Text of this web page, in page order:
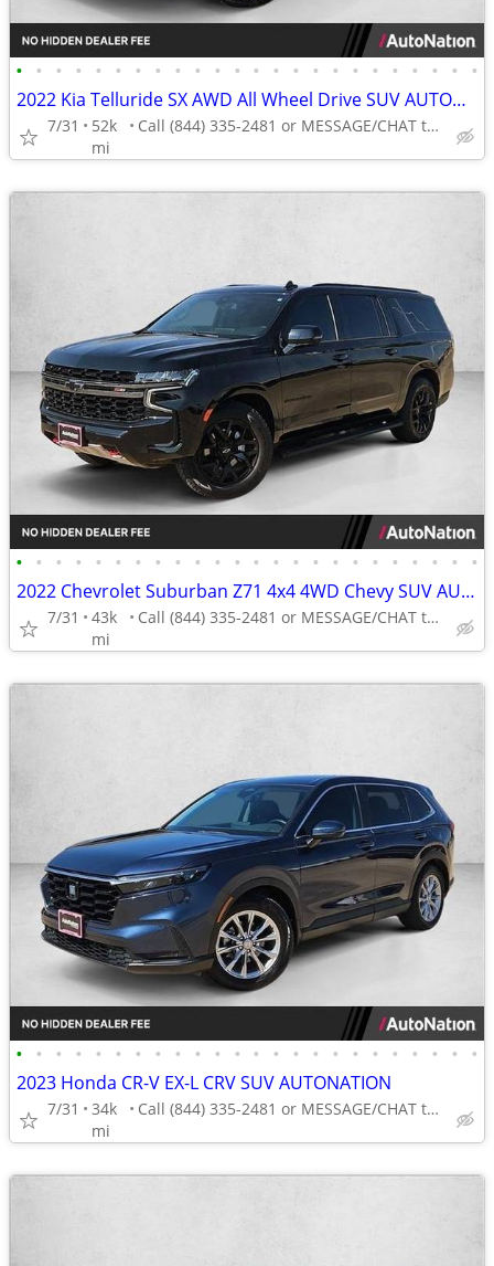
• • • • • • • • • • • • • • • • • • • • • • • •
2022 Kia Telluride SX AWD All Wheel Drive SUV AUTONATION
7/31
52k
mi
Call (844) 335-2481 or MESSAGE/CHAT to confirm availability
• • • • • • • • • • • • • • • • • • • • • • • •
2022 Chevrolet Suburban Z71 4x4 4WD Chevy SUV AUTONATION
7/31
43k
mi
Call (844) 335-2481 or MESSAGE/CHAT to confirm availability
• • • • • • • • • • • • • • • • • • • • • • • •
2023 Honda CR-V EX-L CRV SUV AUTONATION
7/31
34k
mi
Call (844) 335-2481 or MESSAGE/CHAT to confirm availability